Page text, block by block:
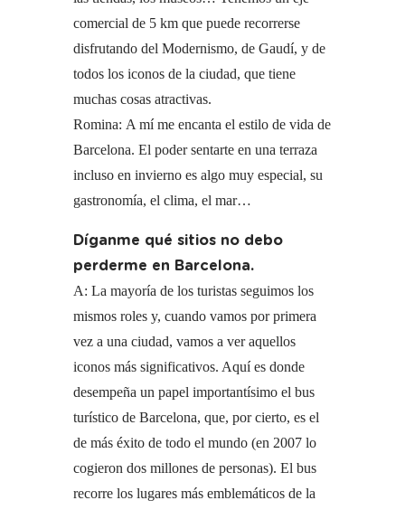
comercial de 5 km que puede recorrerse
disfrutando del Modernismo, de Gaudí, y de
todos los iconos de la ciudad, que tiene
muchas cosas atractivas.
Romina: A mí me encanta el estilo de vida de
Barcelona. El poder sentarte en una terraza
incluso en invierno es algo muy especial, su
gastronomía, el clima, el mar…
Díganme qué sitios no debo
perderme en Barcelona.
A: La mayoría de los turistas seguimos los
mismos roles y, cuando vamos por primera
vez a una ciudad, vamos a ver aquellos
iconos más significativos. Aquí es donde
desempeña un papel importantísimo el bus
turístico de Barcelona, que, por cierto, es el
de más éxito de todo el mundo (en 2007 lo
cogieron dos millones de personas). El bus
recorre los lugares más emblemáticos de la